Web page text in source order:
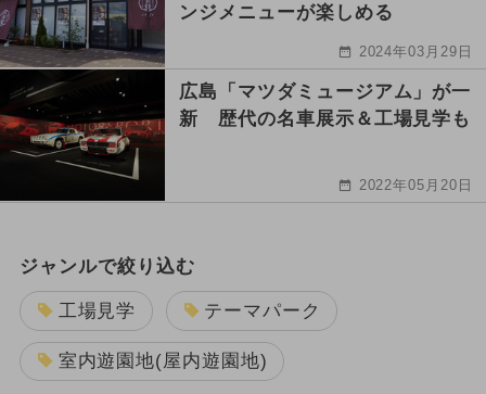
ンジメニューが楽しめる
2024年03月29日
広島「マツダミュージアム」が一
新 歴代の名車展示＆工場見学も
2022年05月20日
ジャンルで絞り込む
工場見学 テーマパーク
室内遊園地(屋内遊園地)